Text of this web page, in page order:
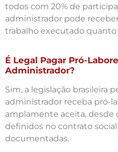
todos com 20% de
administrador pode
trabalho executado quanto
É Legal Pagar Pró-
Administrador?
Sim, a legislação brasileira
administrador receba pró-
amplamente aceita, desde
definidos no contrato
documentadas.